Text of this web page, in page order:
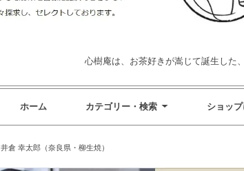
心樹庵は、お茶好きが嵩じて誕生した
ホーム カテゴリー・検索 ショッ
井倉 幸太郎（奈良県・柳生焼）